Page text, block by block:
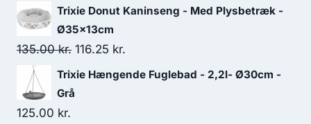
Trixie Donut Kaninseng - Med Plysbetræk -
Ø35x13cm
135.00kr. Den
oprindelige
116.25 kr.
aktuelle
Trixie Hængende Fuglebad - 2,2l- Ø30cm -
Grå
125.00 kr.